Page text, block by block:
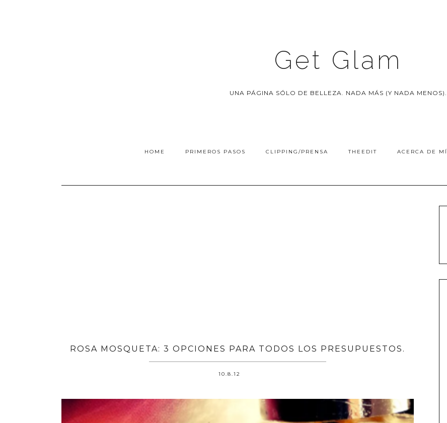
Get Glam
UNA PÁGINA SÓLO DE BELLEZA. NADA MÁS (Y NADA MENOS).
HOME PRIMEROS PASOS CLIPPING/PRENSA THEEDIT ACERCA DE MÍ
ROSA MOSQUETA: 3 OPCIONES PARA TODOS LOS PRESUPUESTOS.
10.8.12